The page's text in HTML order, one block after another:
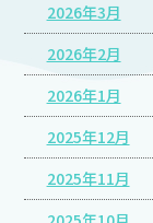
2026年3月
2026年2月
2026年1月
2025年12月
2025年11月